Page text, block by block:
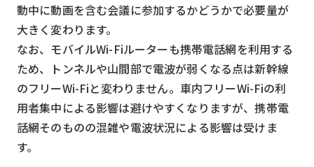
動中に動画を含む会議に参加するかどうかで必要量が
大きく変わります。
なお、モバイルWi-Fiルーターも携帯電話網を利用する
ため、トンネルや山間部で電波が弱くなる点は新幹線
のフリーWi-Fiと変わりません。車内フリーWi-Fiの利
用者集中による影響は避けやすくなりますが、携帯電
話網そのものの混雑や電波状況による影響は受けま
す。